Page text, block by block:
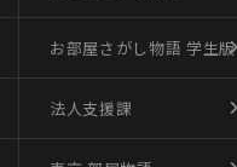
お部屋さがし物語 学生版
法人支援課